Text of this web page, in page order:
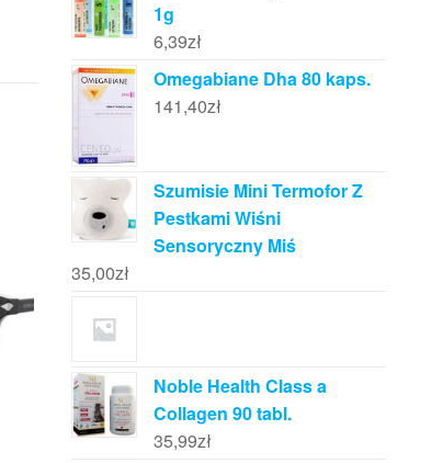
1g
6,39zł
Omegabiane Dha 80 kaps.
141,40zł
Szumisie Mini Termofor Z
Pestkami Wiśni
Sensoryczny Miś
35,00zł
Noble Health Class a
Collagen 90 tabl.
35,99zł